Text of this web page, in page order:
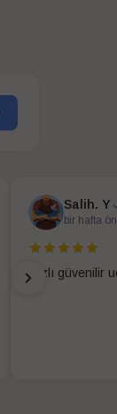
Salih. Y
bir hafta
Hızlı güvenilir